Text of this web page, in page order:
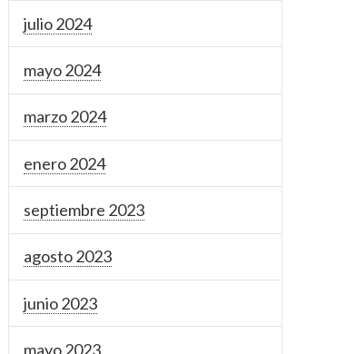
julio 2024
mayo 2024
marzo 2024
enero 2024
septiembre 2023
agosto 2023
junio 2023
mayo 2023